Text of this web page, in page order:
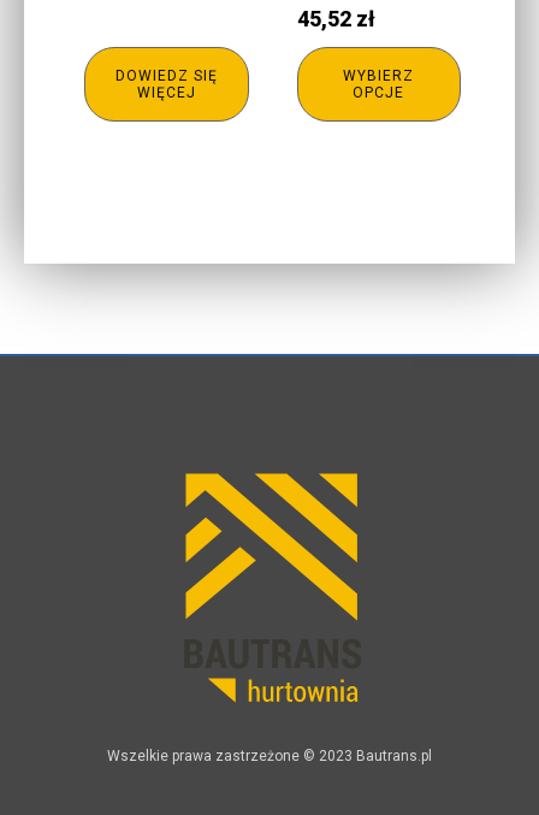
DOWIEDZ SIĘ
WIĘCEJ
45,52 zł
WYBIERZ
OPCJE
stronie
produktu
Wszelkie prawa zastrzeżone © 2023 Bautrans.pl